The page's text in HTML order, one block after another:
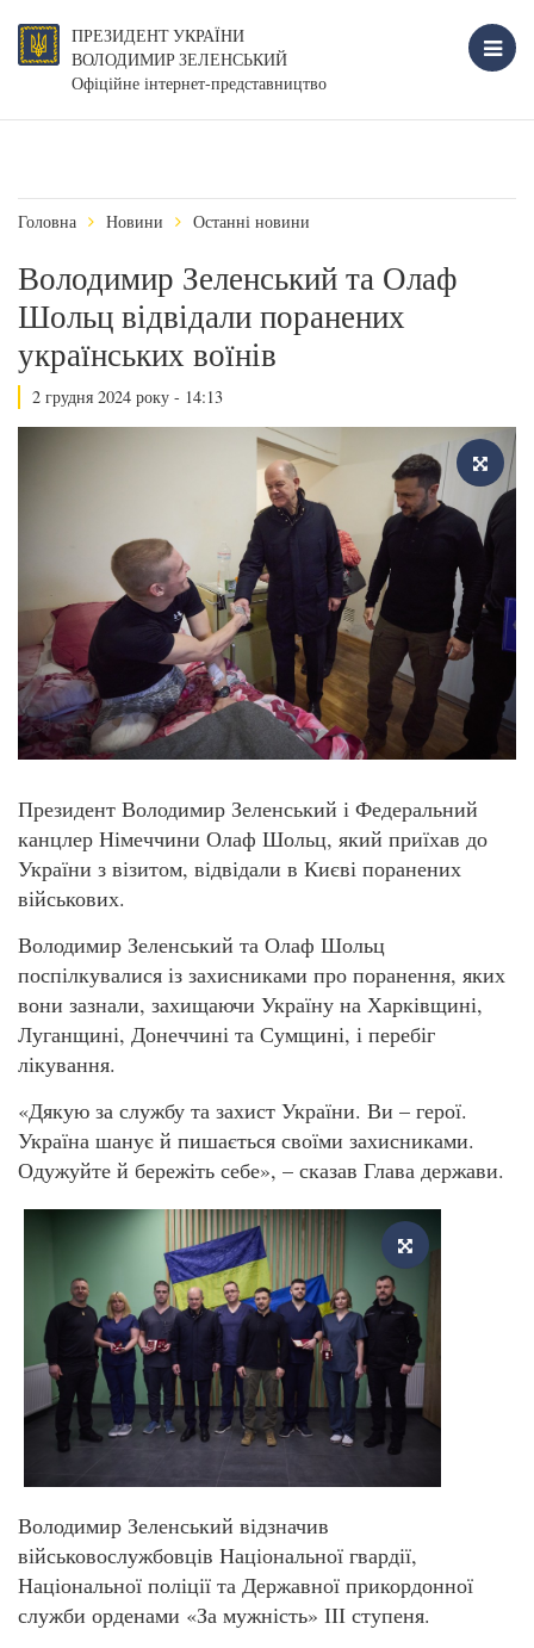
ПРЕЗИДЕНТ УКРАЇНИ
ВОЛОДИМИР ЗЕЛЕНСЬКИЙ
Офіційне інтернет-представництво
Головна Новини Останні новини
Володимир Зеленський та Олаф
Шольц відвідали поранених
українських воїнів
2 грудня 2024 року - 14:13
Президент Володимир Зеленський і Федеральний
канцлер Німеччини Олаф Шольц, який приїхав до
України з візитом, відвідали в Києві поранених
військових.
Володимир Зеленський та Олаф Шольц
поспілкувалися із захисниками про поранення, яких
вони зазнали, захищаючи Україну на Харківщині,
Луганщині, Донеччині та Сумщині, і перебіг
лікування.
«Дякую за службу та захист України. Ви – герої.
Україна шанує й пишається своїми захисниками.
Одужуйте й бережіть себе», – сказав Глава держави.
Володимир Зеленський відзначив
військовослужбовців Національної гвардії,
Національної поліції та Державної прикордонної
служби орденами «За мужність» ІІІ ступеня.